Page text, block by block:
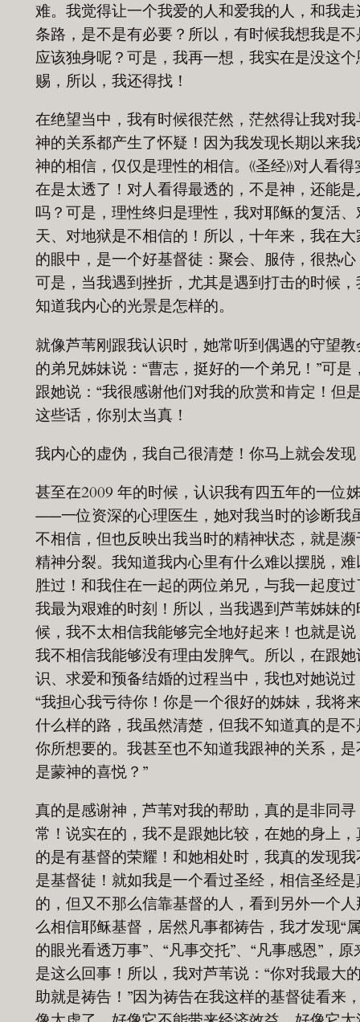
难。我觉得让一个我爱的人和爱我的人，和我走
条路，是不是有必要？所以，有时候我想我是不
应该独身呢？可是，我再一想，我实在是没这个
赐，所以，我还得找！
在绝望当中，我有时候很茫然，茫然得让我对我
神的关系都产生了怀疑！因为我发现长期以来我
神的相信，仅仅是理性的相信。《圣经》对人看得
在是太透了！对人看得最透的，不是神，还能是
吗？可是，理性终归是理性，我对耶稣的复活、
天、对地狱是不相信的！所以，十年来，我在大
的眼中，是一个好基督徒：聚会、服侍，很热心
可是，当我遇到挫折，尤其是遇到打击的时候，
知道我内心的光景是怎样的。
就像芦苇刚跟我认识时，她常听到偶遇的守望教
的弟兄姊妹说：“曹志，挺好的一个弟兄！”可是
跟她说：“我很感谢他们对我的欣赏和肯定！但
这些话，你别太当真！
我内心的虚伪，我自己很清楚！你马上就会发现
甚至在2009 年的时候，认识我有四五年的一位
——一位资深的心理医生，她对我当时的诊断我
不相信，但也反映出我当时的精神状态，就是濒
精神分裂。我知道我内心里有什么难以摆脱，难
胜过！和我住在一起的两位弟兄，与我一起度过
我最为艰难的时刻！所以，当我遇到芦苇姊妹的
候，我不太相信我能够完全地好起来！也就是说
我不相信我能够没有理由发脾气。所以，在跟她
识、求爱和预备结婚的过程当中，我也对她说过
“我担心我亏待你！你是一个很好的姊妹，我将
什么样的路，我虽然清楚，但我不知道真的是不
你所想要的。我甚至也不知道我跟神的关系，是
是蒙神的喜悦？”
真的是感谢神，芦苇对我的帮助，真的是非同寻
常！说实在的，我不是跟她比较，在她的身上，
的是有基督的荣耀！和她相处时，我真的发现我
是基督徒！就如我是一个看过圣经，相信圣经是
的，但又不那么信靠基督的人，看到另外一个人
么相信耶稣基督，居然凡事都祷告，我才发现“
的眼光看透万事”、“凡事交托”、“凡事感恩”，原
是这么回事！所以，我对芦苇说：“你对我最大
助就是祷告！”因为祷告在我这样的基督徒看来